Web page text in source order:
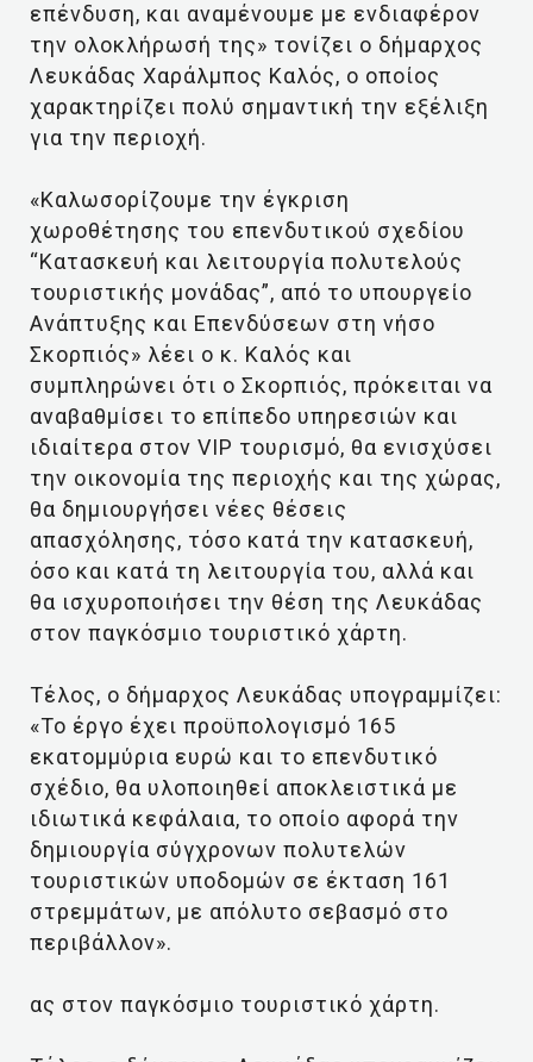
επένδυση, και αναμένουμε με ενδιαφέρον
την ολοκλήρωσή της» τονίζει ο δήμαρχος
Λευκάδας Χαράλμπος Καλός, ο οποίος
χαρακτηρίζει πολύ σημαντική την εξέλιξη
για την περιοχή.
«Καλωσορίζουμε την έγκριση
χωροθέτησης του επενδυτικού σχεδίου
“Κατασκευή και λειτουργία πολυτελούς
τουριστικής μονάδας”, από το υπουργείο
Ανάπτυξης και Επενδύσεων στη νήσο
Σκορπιός» λέει ο κ. Καλός και
συμπληρώνει ότι ο Σκορπιός, πρόκειται να
αναβαθμίσει το επίπεδο υπηρεσιών και
ιδιαίτερα στον VIP τουρισμό, θα ενισχύσει
την οικονομία της περιοχής και της χώρας,
θα δημιουργήσει νέες θέσεις
απασχόλησης, τόσο κατά την κατασκευή,
όσο και κατά τη λειτουργία του, αλλά και
θα ισχυροποιήσει την θέση της Λευκάδας
στον παγκόσμιο τουριστικό χάρτη.
Τέλος, ο δήμαρχος Λευκάδας υπογραμμίζει:
«Το έργο έχει προϋπολογισμό 165
εκατομμύρια ευρώ και το επενδυτικό
σχέδιο, θα υλοποιηθεί αποκλειστικά με
ιδιωτικά κεφάλαια, το οποίο αφορά την
δημιουργία σύγχρονων πολυτελών
τουριστικών υποδομών σε έκταση 161
στρεμμάτων, με απόλυτο σεβασμό στο
περιβάλλον».
ας στον παγκόσμιο τουριστικό χάρτη.